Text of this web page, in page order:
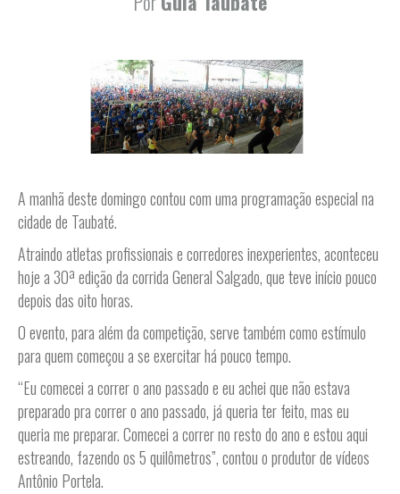
A manhã deste domingo contou com uma programação especial na
cidade de Taubaté.
Atraindo atletas profissionais e corredores inexperientes, aconteceu
hoje a 30ª edição da corrida General Salgado, que teve início pouco
depois das oito horas.
O evento, para além da competição, serve também como estímulo
para quem começou a se exercitar há pouco tempo.
“Eu comecei a correr o ano passado e eu achei que não estava
preparado pra correr o ano passado, já queria ter feito, mas eu
queria me preparar. Comecei a correr no resto do ano e estou aqui
estreando, fazendo os 5 quilômetros”, contou o produtor de vídeos
Antônio Portela.